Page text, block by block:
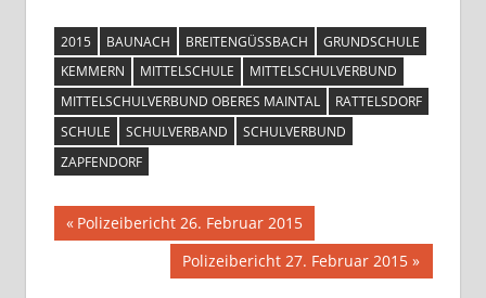
2015 BAUNACH BREITENGÜSSBACH
GRUNDSCHULE
KEMMERN
MITTELSCHULE
MITTELSCHULVERBUND
MITTELSCHULVERBUND OBERES MAINTAL
RATTELSDORF
SCHULE
SCHULVERBAND
SCHULVERBUND
ZAPFENDORF
Beitragsnavigation
Vorheriger
Beitrag:
Polizeibericht 26. Februar 2015
Nächster
Beitrag:
Polizeibericht 27. Februar 2015